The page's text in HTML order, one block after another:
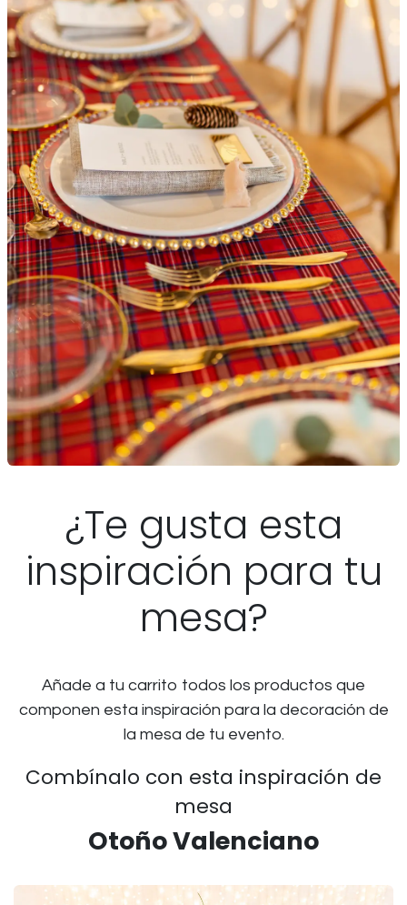
¿Te gusta esta
inspiración para tu
mesa?
Añade a tu carrito todos los productos que
componen esta inspiración para la decoración de
la mesa de tu evento.
Combínalo con esta inspiración de
mesa
Otoño Valenciano